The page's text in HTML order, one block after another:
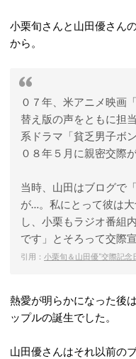
小栗旬さんと山田優さん
から。
０７年、米アニメ映画
替え版の声をともに担
系ドラマ「貧乏男子ボ
０８年５月に親密交際
当時、山田はブログで
が…。私にとって彼は
し、小栗もラジオ番組
です」とそろって交際宣
引用： 小栗旬＆山田優“交際記念
熱愛が明らかになった後
ップルの誕生でした。
山田優さんはそれ以前の